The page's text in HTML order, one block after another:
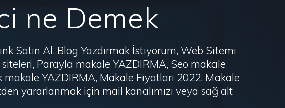
ne Demek
Satın Al, Blog Yazdırmak İstiyorum, Web Sitemi
Parayla makale YAZDIRMA, Seo makale
YAZDIRMA, Makale Fiyatları 2022, Makale
yararlanmak için mail kanalımızı veya sağ alt